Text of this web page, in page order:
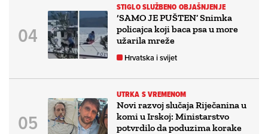
STIGLO SLUŽBENO OBJAŠNJENJE
‘SAMO JE PUŠTEN’ Snimka
policajca koji baca psa u more
užarila mreže
Hrvatska i svijet
UTRKA S VREMENOM
Novi razvoj slučaja Riječanina u
komi u Irskoj: Ministarstvo
potvrdilo da poduzima korake